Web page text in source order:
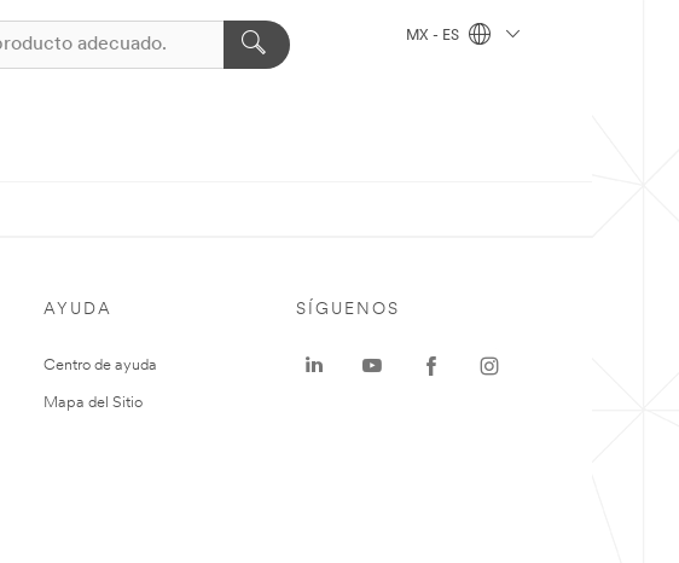
MX - ES
AYUDA
Centro de ayuda
Mapa del Sitio
SÍGUENOS